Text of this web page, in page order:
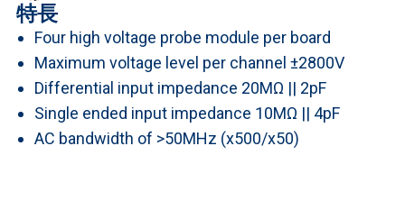
特長
Four high voltage probe module per board
Maximum voltage level per channel ±2800V
Differential input impedance 20MΩ || 2pF
Single ended input impedance 10MΩ || 4pF
AC bandwidth of >50MHz (x500/x50)